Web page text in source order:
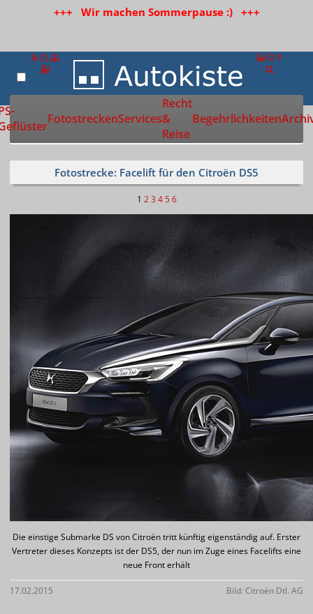
+++ Wir machen Sommerpause :) +++
Zur Startseite
FotostreckenServices
Recht
&
Reise
Begehrlichkeiten
Fotostrecke: Facelift für den Citroën DS5
1 2 3 4 5 6
Die einstige Submarke DS von Citroën tritt künftig eigenständig auf. Erster
Vertreter dieses Konzepts ist der DS5, der nun im Zuge eines Facelifts eine
neue Front erhält
17.02.2015 Bild: Citroën Dtl. AG